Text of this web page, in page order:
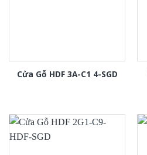
Cửa Gỗ HDF 3A-C1 4-SGD